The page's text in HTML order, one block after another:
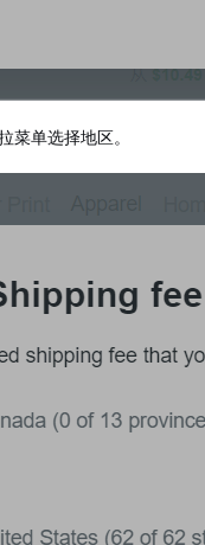
菜单选择地区。